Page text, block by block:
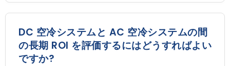
DC 空冷システムと AC 空冷システムの間
の長期 ROI を評価するにはどうすればよい
ですか?